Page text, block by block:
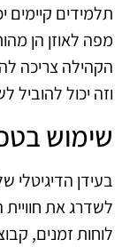
תלמידים קיימים
מפה לאוזן הן
הקהילה צריכה
וזה יכול להוביל
שימוש
בעידן הדיגיטלי
לשדרג את
לוחות זמנים,